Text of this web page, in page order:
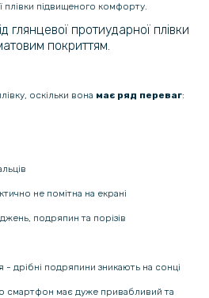
грн
грн
на задню камеру Samsung
плівки підвищеного комфорту.
глянцевої протиударної плівки
покриттям.
оскільки вона має ряд переваг:
не помітна на екрані
подряпин та порізів
дрібні подряпини зникають на сонці
смартфон має дуже привабливий та